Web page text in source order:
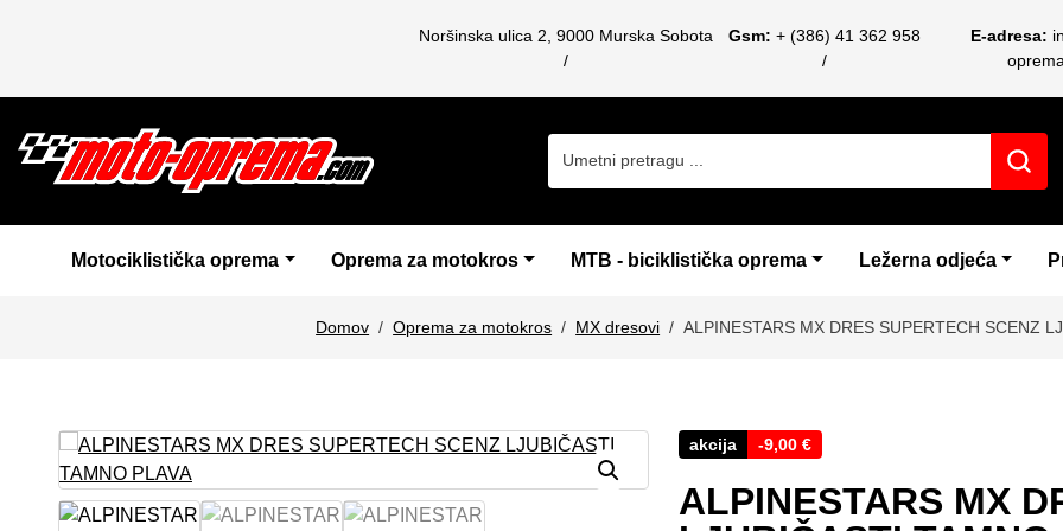
Noršinska ulica 2, 9000 Murska Sobota Gsm: + (386) 41 362 958 E-adresa:
Motociklistička oprema Oprema za motokros MTB - biciklistička oprema Ležerna odjeća
Domov Oprema za motokros MX dresovi ALPINESTARS MX DRES SUPERTECH SCENZ
akcija -9,00€
ALPINESTARS MX